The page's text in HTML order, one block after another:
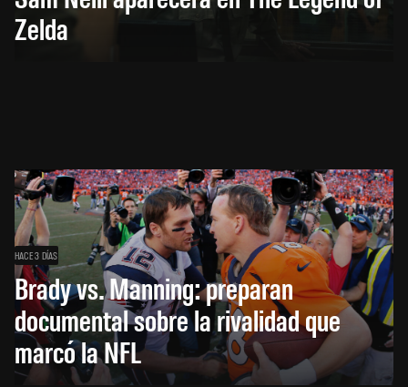
Zelda
HACE 3 DÍAS
Brady vs. Manning: preparan
documental sobre la rivalidad que
marcó la NFL